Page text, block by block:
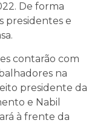
De forma
presidentes e
contarão com
na
presidente da
e Nabil
à frente da